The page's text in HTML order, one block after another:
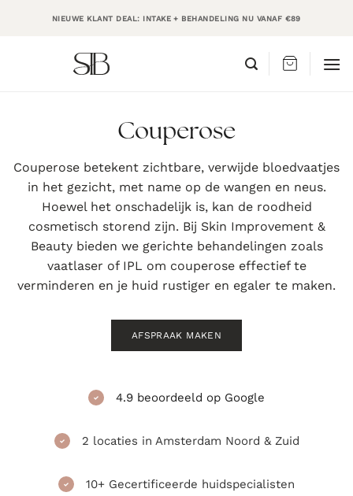
NIEUWE KLANT DEAL: INTAKE + BEHANDELING NU VANAF €89
Couperose
Couperose betekent zichtbare, verwijde bloedvaatjes
in het gezicht, met name op de wangen en neus.
Hoewel het onschadelijk is, kan de roodheid
cosmetisch storend zijn. Bij Skin Improvement &
Beauty bieden we gerichte behandelingen zoals
vaatlaser of IPL om couperose effectief te
verminderen en je huid rustiger en egaler te maken.
AFSPRAAK MAKEN
4.9 beoordeeld op Google
2 locaties in Amsterdam Noord & Zuid
10+ Gecertificeerde huidspecialisten